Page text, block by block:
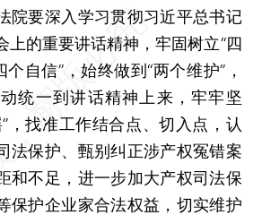
院要深入学习贯彻习近平总书记
上的重要讲话精神，牢固树立“四
个自信”，始终做到“两个维护”，
统一到讲话精神上来，牢牢坚
，找准工作结合点、切入点，认
法保护、甄别纠正涉产权冤错案
和不足，进一步加大产权司法保
保护企业家合法权益，切实维护